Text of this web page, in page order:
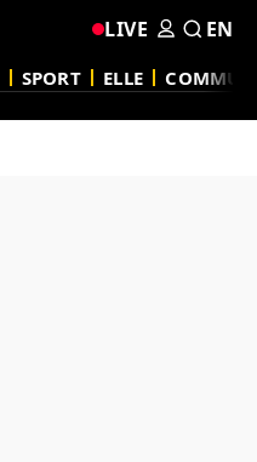
SPORT ELLE
LIVE EN